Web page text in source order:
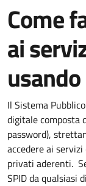
Come
ai
usando
Il Sistema
digitale composta
password),
accedere ai
privati aderenti.
SPID da qualsiasi